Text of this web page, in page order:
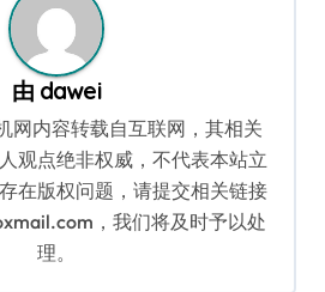
由 dawei
网内容转载自互联网，其相关
观点绝非权威，不代表本站立
在版权问题，请提交相关链接
，我们将及时予以处
理。